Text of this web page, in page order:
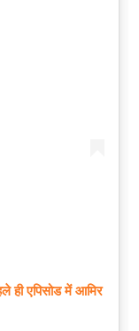
ही एपिसोड में आमिर